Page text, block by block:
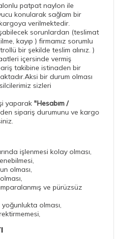
patpat naylon ile
konularak sağlam bir
verilmektedir.
sorunlardan (teslimat
kayıp ) firmamız sorumlu
bir şekilde teslim alınız. )
içersinde vermiş
takibine istinaden bir
bir durum olması
sizleri
yaparak "Hesabım /
sipariş durumunu ve kargo
işlenmesi kolay olması,
olması,
ve pürüzsüz
yoğunlukta olması,